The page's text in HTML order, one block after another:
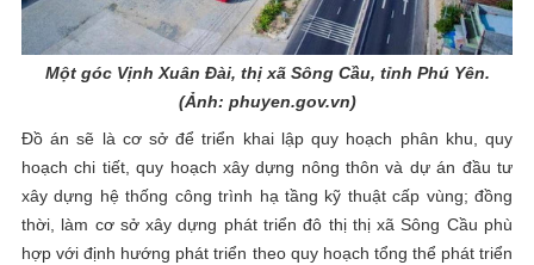
Một góc Vịnh Xuân Đài, thị xã Sông Cầu, tỉnh Phú Yên.
(Ảnh: phuyen.gov.vn)
Đồ án sẽ là cơ sở để triển khai lập quy hoạch phân khu, quy
hoạch chi tiết, quy hoạch xây dựng nông thôn và dự án đầu tư
xây dựng hệ thống công trình hạ tầng kỹ thuật cấp vùng; đồng
thời, làm cơ sở xây dựng phát triển đô thị thị xã Sông Cầu phù
hợp với định hướng phát triển theo quy hoạch tổng thể phát triển